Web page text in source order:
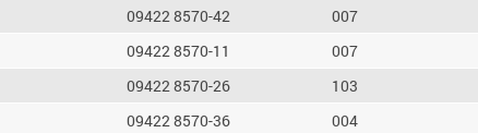
09422 8570-42 007
09422 8570-11 007
09422 8570-26 103
09422 8570-36 004